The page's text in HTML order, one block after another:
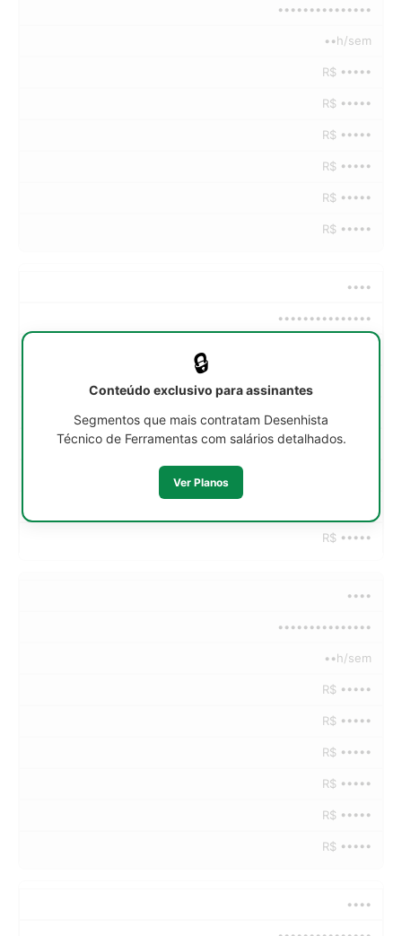
•••••••••••••••
••h/sem
R$ •••••
R$ •••••
R$ •••••
R$ •••••
R$ •••••
R$ •••••
••••
•••••••••••••••
R$ •••••
R$ •••••
••••
•••••••••••••••
••h/sem
R$ •••••
R$ •••••
R$ •••••
R$ •••••
R$ •••••
R$ •••••
••••
🔒
Conteúdo exclusivo para assinantes
Segmentos que mais contratam Desenhista
Técnico de Ferramentas com salários detalhados.
Ver Planos